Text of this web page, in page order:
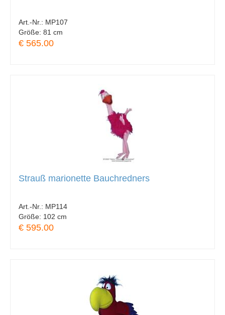
Art.-Nr.: MP107
Größe: 81 cm
€ 565.00
Strauß marionette Bauchredners
Art.-Nr.: MP114
Größe: 102 cm
€ 595.00